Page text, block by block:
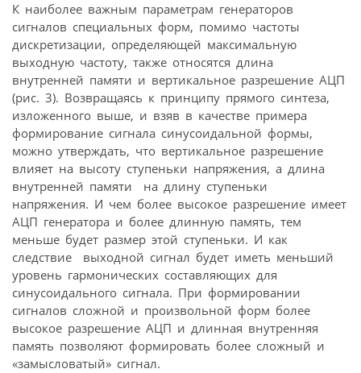
К наиболее важным параметрам генераторов
сигналов специальных форм, помимо частоты
дискретизации, определяющей максимальную
выходную частоту, также относятся длина
внутренней памяти и вертикальное разрешение АЦП
(рис. 3). Возвращаясь к принципу прямого синтеза,
изложенного выше, и взяв в качестве примера
формирование сигнала синусоидальной формы,
можно утверждать, что вертикальное разрешение
влияет на высоту ступеньки напряжения, а длина
внутренней памяти  на длину ступеньки
напряжения. И чем более высокое разрешение имеет
АЦП генератора и более длинную память, тем
меньше будет размер этой ступеньки. И как
следствие  выходной сигнал будет иметь меньший
уровень гармонических составляющих для
синусоидального сигнала. При формировании
сигналов сложной и произвольной форм более
высокое разрешение АЦП и длинная внутренняя
память позволяют формировать более сложный и
«замысловатый» сигнал.